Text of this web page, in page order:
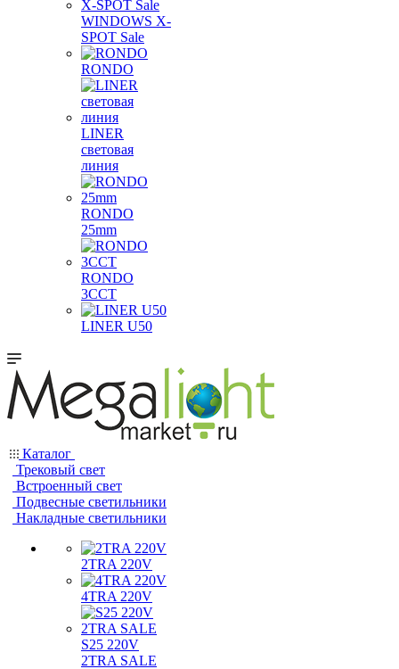
WINDOWS X-
SPOT Sale
RONDO
LINER
световая
линия
RONDO
25mm
RONDO
3CCT
LINER U50
Каталог
Трековый свет
Встроенный свет
Подвесные светильники
Накладные светильники
2TRA 220V
4TRA 220V
S25 220V
2TRA SALE